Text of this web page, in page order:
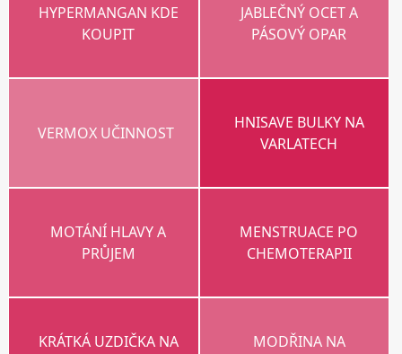
HYPERMANGAN KDE
KOUPIT
JABLEČNÝ OCET A
PÁSOVÝ OPAR
VERMOX UČINNOST
HNISAVE BULKY NA
VARLATECH
MOTÁNÍ HLAVY A
PRŮJEM
MENSTRUACE PO
CHEMOTERAPII
KRÁTKÁ UZDIČKA NA
MODŘINA NA